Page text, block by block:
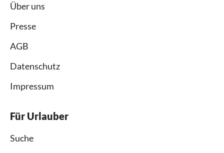
Über uns
Presse
AGB
Datenschutz
Impressum
Für Urlauber
Suche